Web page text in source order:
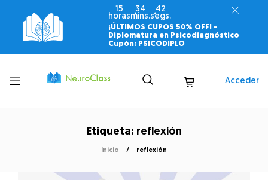
15
horas
34
mins.
42
segs.
¡ÚLTIMOS CUPOS 50% OFF! -
Diplomatura en Psicodiagnóstico
Cupón: PSICODIPLO
Toggle
menu
Acceder
Etiqueta: reflexión
Inicio reflexión